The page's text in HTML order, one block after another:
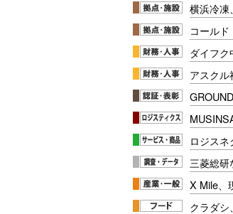
横浜冷凍
コール
ダイフ
アスク
ロジス
三菱総
X Mile、
クラダ